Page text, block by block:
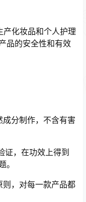
产化妆品和个人护理
品的安全性和有效
成分制作，不含有害
证，在功效上得到
。
则，对每一款产品都